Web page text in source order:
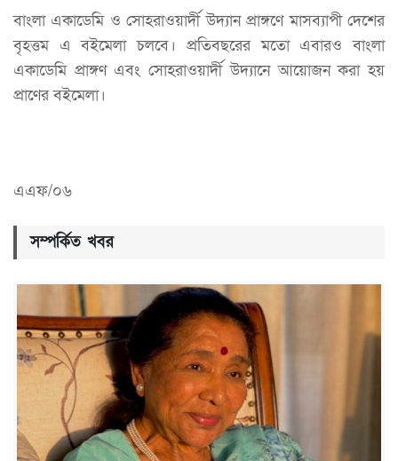
বাংলা একাডেমি ও সোহরাওয়ার্দী উদ্যান প্রাঙ্গণে মাসব্যাপী দেশের
বৃহত্তম এ বইমেলা চলবে। প্রতিবছরের মতো এবারও বাংলা
একাডেমি প্রাঙ্গণ এবং সোহরাওয়ার্দী উদ্যানে আয়োজন করা হয়
প্রাণের বইমেলা।
এএফ/০৬
সম্পর্কিত খবর